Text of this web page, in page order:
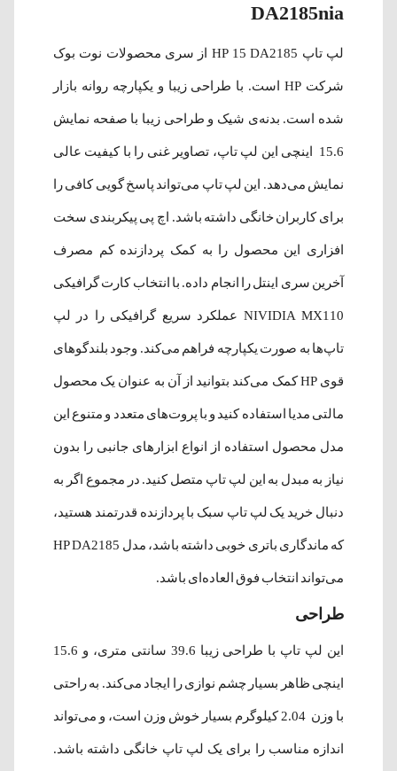
DA2185nia
لپ تاپ HP 15 DA2185 از سری محصولات نوت بوک
شرکت HP است. با طراحی زیبا و یکپارچه روانه بازار
شده است. بدنه‌ی شیک و طراحی زیبا با صفحه نمایش
15.6 اینچی این لپ تاپ، تصاویر غنی را با کیفیت عالی
نمایش می‌دهد. این لپ تاپ می‌تواند پاسخ گویی کافی را
برای کاربران خانگی داشته باشد. اچ پی پیکربندی سخت
افزاری این محصول را به کمک پردازنده کم مصرف
آخرین سری اینتل را انجام داده. با انتخاب کارت گرافیکی
NIVIDIA MX110 عملکرد سریع گرافیکی را در لپ
تاپ‌ها به صورت یکپارچه فراهم می‌کند. وجود بلندگوهای
قوی HP کمک می‌کند بتوانید از آن به عنوان یک محصول
مالتی مدیا استفاده کنید و با پروت‌های متعدد و متنوع این
مدل محصول استفاده از انواع ابزارهای جانبی را بدون
نیاز به مبدل به این لپ تاپ متصل کنید. در مجموع اگر به
دنبال خرید یک لپ تاپ سبک با پردازنده قدرتمند هستید،
که ماندگاری باتری خوبی داشته باشد، مدل HP DA2185
می‌تواند انتخاب فوق العاده‌ای باشد.
طراحی
این لپ تاپ با طراحی زیبا 39.6 سانتی متری، و 15.6
اینچی ظاهر بسیار چشم نوازی را ایجاد می‌کند. به راحتی
با وزن 2.04 کیلوگرم بسیار خوش وزن است، و می‌تواند
اندازه مناسب را برای یک لپ تاپ خانگی داشته باشد.